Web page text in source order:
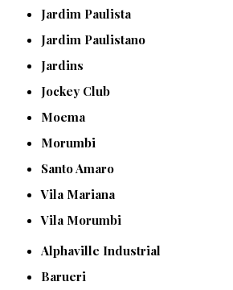
Jardim Paulista
Jardim Paulistano
Jardins
Jockey Club
Moema
Morumbi
Santo Amaro
Vila Mariana
Vila Morumbi
Alphaville Industrial
Barueri